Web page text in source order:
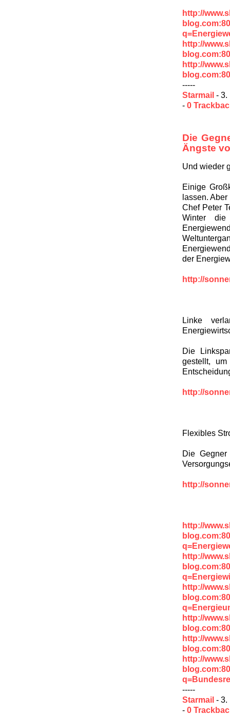
http://
http://
http://
-----
Starmail - 3.
- 0
Die
Ängste
Und wieder
Einige
lassen.
Chef Peter
Winter die
der
http://
Linke
Die
gestellt,
http://
Flexibles
Die
http://
http://
http://
http://
http://
http://
http://
-----
Starmail - 3.
- 0